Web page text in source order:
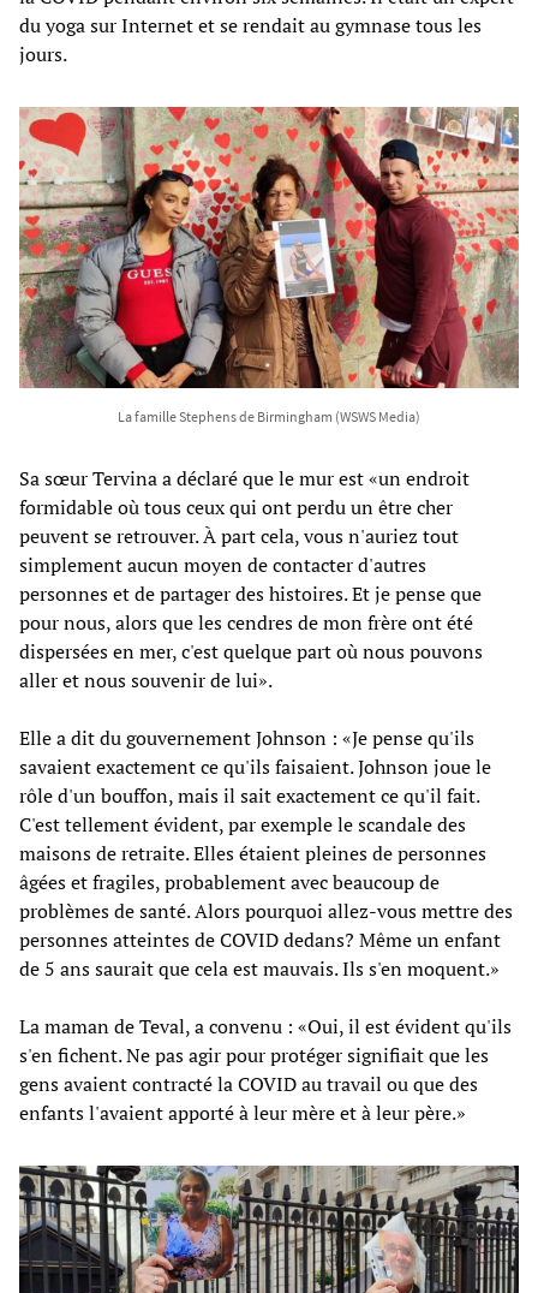
du yoga sur Internet et se rendait au gymnase tous les
jours.
La famille Stephens de Birmingham (WSWS Media)
Sa sœur Tervina a déclaré que le mur est «un endroit
formidable où tous ceux qui ont perdu un être cher
peuvent se retrouver. À part cela, vous n'auriez tout
simplement aucun moyen de contacter d'autres
personnes et de partager des histoires. Et je pense que
pour nous, alors que les cendres de mon frère ont été
dispersées en mer, c'est quelque part où nous pouvons
aller et nous souvenir de lui».
Elle a dit du gouvernement Johnson : «Je pense qu'ils
savaient exactement ce qu'ils faisaient. Johnson joue le
rôle d'un bouffon, mais il sait exactement ce qu'il fait.
C'est tellement évident, par exemple le scandale des
maisons de retraite. Elles étaient pleines de personnes
âgées et fragiles, probablement avec beaucoup de
problèmes de santé. Alors pourquoi allez-vous mettre des
personnes atteintes de COVID dedans? Même un enfant
de 5 ans saurait que cela est mauvais. Ils s'en moquent.»
La maman de Teval, a convenu : «Oui, il est évident qu'ils
s'en fichent. Ne pas agir pour protéger signifiait que les
gens avaient contracté la COVID au travail ou que des
enfants l'avaient apporté à leur mère et à leur père.»